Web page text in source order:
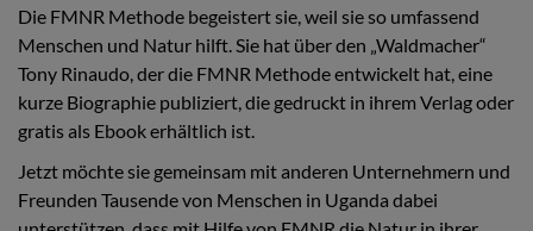
Die FMNR Methode begeistert sie, weil sie so umfassend
Menschen und Natur hilft. Sie hat über den „Waldmacher“
Tony Rinaudo, der die FMNR Methode entwickelt hat, eine
kurze Biographie publiziert, die gedruckt in ihrem Verlag oder
gratis als Ebook erhältlich ist.
Jetzt möchte sie gemeinsam mit anderen Unternehmern und
Freunden Tausende von Menschen in Uganda dabei